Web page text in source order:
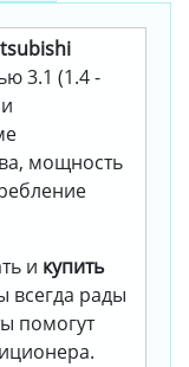
3.1 (1.4 -
мощность
и купить
всегда рады
помогут